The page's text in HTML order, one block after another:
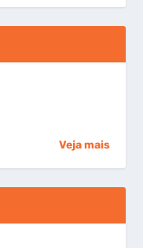
Veja mais